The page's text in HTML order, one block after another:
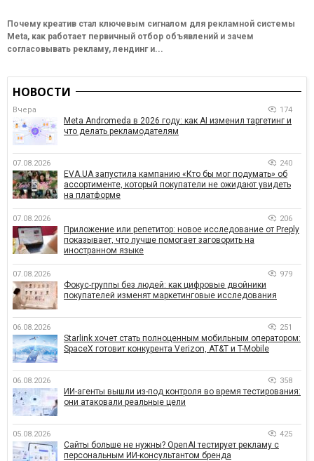
Почему креатив стал ключевым сигналом для рекламной системы
Meta, как работает первичный отбор объявлений и зачем
согласовывать рекламу, лендинг и...
НОВОСТИ
Вчера 174
Meta Andromeda в 2026 году: как AI изменил таргетинг и
что делать рекламодателям
07.08.2026 240
EVA.UA запустила кампанию «Кто бы мог подумать» об
ассортименте, который покупатели не ожидают увидеть
на платформе
07.08.2026 206
Приложение или репетитор: новое исследование от Preply
показывает, что лучше помогает заговорить на
иностранном языке
07.08.2026 979
Фокус-группы без людей: как цифровые двойники
покупателей изменят маркетинговые исследования
06.08.2026 251
Starlink хочет стать полноценным мобильным оператором:
SpaceX готовит конкурента Verizon, AT&T и T-Mobile
06.08.2026 358
ИИ-агенты вышли из-под контроля во время тестирования:
они атаковали реальные цели
05.08.2026 425
Сайты больше не нужны? OpenAI тестирует рекламу с
персональным ИИ-консультантом бренда